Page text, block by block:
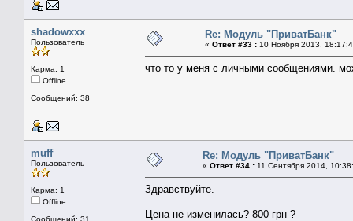
shadowxxx
Пользователь
Карма: 1
Offline
Сообщений: 38
Re: Модуль "ПриватБанк"
« Ответ #33 : 10 Ноября 2013,
что то у меня с личными сообщениями.
muff
Пользователь
Карма: 1
Offline
Сообщений: 31
Re: Модуль "ПриватБанк"
« Ответ #34 : 11 Сентября 2014,
Здравствуйте.
Цена не изменилась? 800 грн ?